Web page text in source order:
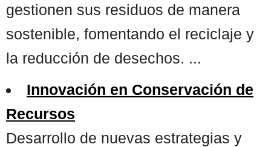
gestionen sus residuos de manera
sostenible, fomentando el reciclaje y
la reducción de desechos. ...
Innovación en Conservación de
Recursos
Desarrollo de nuevas estrategias y